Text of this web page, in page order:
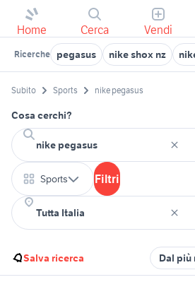
Home Cerca Vendi
Ricerche pegasus nike shox nz
Subito Sports nike pegasus
Cosa cerchi?
Sports Filtri
Salva ricerca Dal più